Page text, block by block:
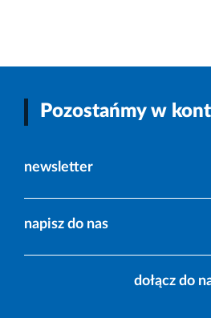
Pozostańmy w
newsletter
napisz do nas
dołącz do